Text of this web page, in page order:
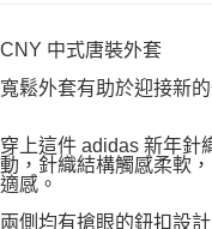
CNY 中式唐裝外套
寬鬆外套有助於迎接新
穿上這件 adidas 新年針
動，針織結構觸感柔軟
適感。
兩側均有搶眼的鈕扣設